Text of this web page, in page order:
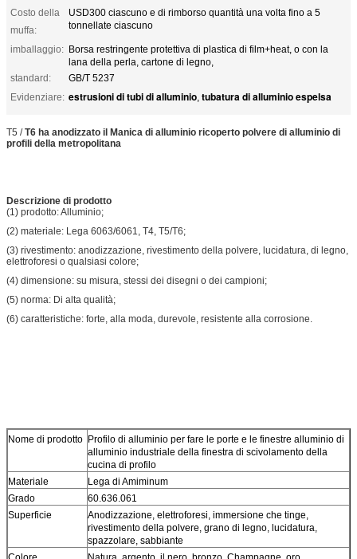
Costo della
muffa:
USD300 ciascuno e di rimborso quantità una volta fino a 5
tonnellate ciascuno
imballaggio: Borsa restringente protettiva di plastica di film+heat, o con la
lana della perla, cartone di legno,
standard:
GB/T 5237
Evidenziare: estrusioni di tubi di alluminio, tubatura di alluminio espelsa
T5 /T6 ha anodizzato il Manica di alluminio ricoperto polvere di alluminio di
profili della metropolitana
Descrizione di prodotto
(1) prodotto: Alluminio;
(2) materiale: Lega 6063/6061, T4, T5/T6;
(3) rivestimento: anodizzazione, rivestimento della polvere, lucidatura, di legno,
elettroforesi o qualsiasi colore;
(4) dimensione: su misura, stessi dei disegni o dei campioni;
(5) norma: Di alta qualità;
(6) caratteristiche: forte, alla moda, durevole, resistente alla corrosione.
Nome di prodotto Profilo di alluminio per fare le porte e le finestre alluminio di
alluminio industriale della finestra di scivolamento della
cucina di profilo
Materiale
Lega di Amiminum
Grado
60.636.061
Superficie
Anodizzazione, elettroforesi, immersione che tinge,
rivestimento della polvere, grano di legno, lucidatura,
spazzolare, sabbiante